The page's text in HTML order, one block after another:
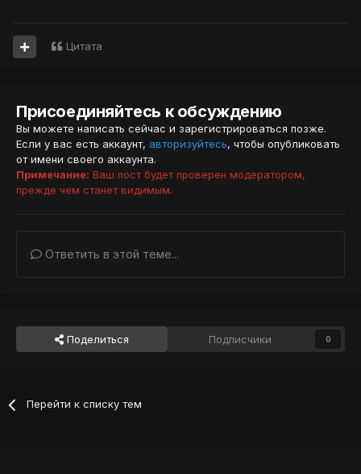
Цитата
Присоединяйтесь к обсуждению
Вы можете написать сейчас и зарегистрироваться позже.
Если у вас есть аккаунт, авторизуйтесь, чтобы опубликовать
от имени своего аккаунта.
Примечание: Ваш пост будет проверен модератором,
прежде чем станет видимым.
Ответить в этой теме...
Поделиться Подписчики 0
Перейти к списку тем